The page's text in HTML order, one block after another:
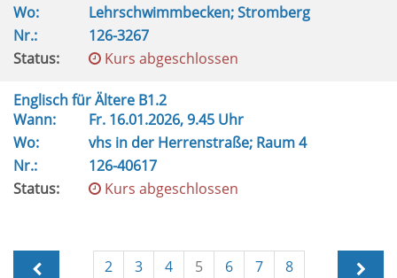
Wo:
Lehrschwimmbecken; Stromberg
Nr.:
126-3267
Status:
Kurs abgeschlossen
Englisch für Ältere B1.2
Wann:
Fr. 16.01.2026, 9.45 Uhr
Wo:
vhs in der Herrenstraße; Raum 4
Nr.:
126-40617
Status:
Kurs abgeschlossen
2 3 4 5 6 7 8